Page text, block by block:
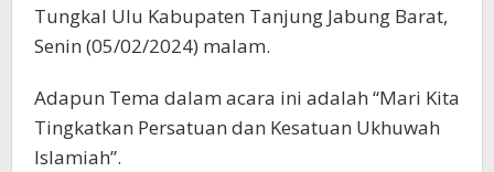
Tungkal Ulu Kabupaten Tanjung Jabung Barat,
Senin (05/02/2024) malam.
Adapun Tema dalam acara ini adalah “Mari Kita
Tingkatkan Persatuan dan Kesatuan Ukhuwah
Islamiah”.